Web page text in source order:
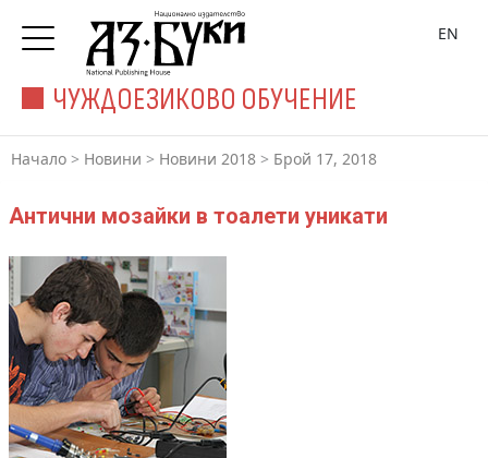
ЧУЖДОЕЗИКОВО ОБУЧЕНИЕ
EN
Начало > Новини > Новини 2018 > Брой 17, 2018
Антични мозайки в тоалети уникати